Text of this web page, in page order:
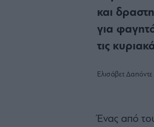
και
για
τις
Ελισάβετ Δαπόντε
Ένας από